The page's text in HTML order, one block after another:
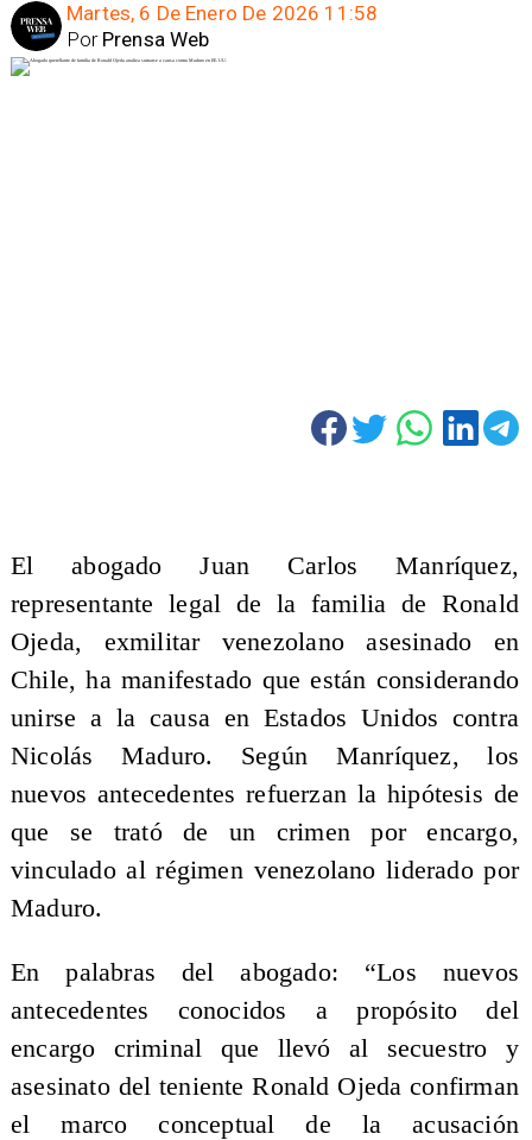
Martes, 6 De Enero De 2026 11:58
Prensa Web
Por
El abogado Juan Carlos Manríquez,
representante legal de la familia de Ronald
Ojeda, exmilitar venezolano asesinado en
Chile, ha manifestado que están considerando
unirse a la causa en Estados Unidos contra
Nicolás Maduro. Según Manríquez, los
nuevos antecedentes refuerzan la hipótesis de
que se trató de un crimen por encargo,
vinculado al régimen venezolano liderado por
Maduro.
En palabras del abogado: “Los nuevos
antecedentes conocidos a propósito del
encargo criminal que llevó al secuestro y
asesinato del teniente Ronald Ojeda confirman
el marco conceptual de la acusación